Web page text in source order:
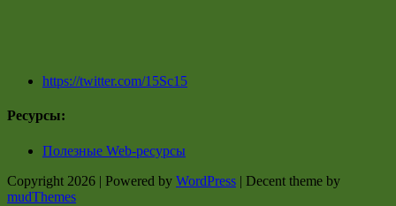
https://twitter.com/15Sc15
Ресурсы:
Полезные Web-ресурсы
Copyright 2026 | Powered by WordPress | Decent theme by
mudThemes